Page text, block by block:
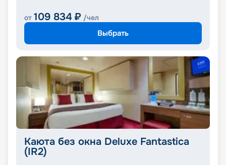
от 109 834 ₽ /чел
Выбрать
Каюта без окна Deluxe Fantastica
(IR2)